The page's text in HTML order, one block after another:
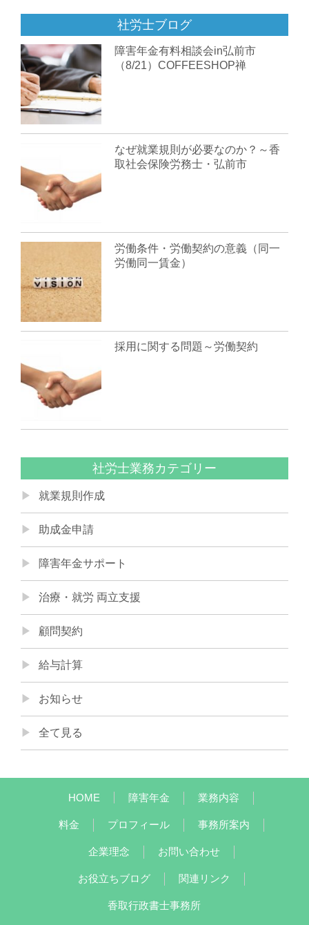
社労士ブログ
障害年金有料相談会in弘前市
（8/21）COFFEESHOP禅
なぜ就業規則が必要なのか？～香
取社会保険労務士・弘前市
労働条件・労働契約の意義（同一
労働同一賃金）
採用に関する問題～労働契約
社労士業務カテゴリー
就業規則作成
助成金申請
障害年金サポート
治療・就労 両立支援
顧問契約
給与計算
お知らせ
全て見る
HOME 障害年金 業務内容
料金 プロフィール 事務所案内
企業理念 お問い合わせ
お役立ちブログ 関連リンク
香取行政書士事務所